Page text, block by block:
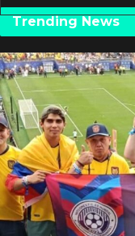
Trending News